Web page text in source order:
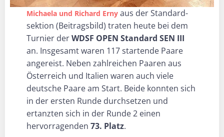
Michaela und Richard Ernyaus der Standard-
sektion (Beitragsbild) traten heute bei dem
Turnier derWDSF OPEN Standard SEN III
an. Insgesamt waren 117 startende Paare
angereist. Neben zahlreichen Paaren aus
Österreich und Italien waren auch viele
deutsche Paare am Start. Beide konnten sich
in der ersten Runde durchsetzen und
ertanzten sich in der Runde 2 einen
hervorragenden 73. Platz.